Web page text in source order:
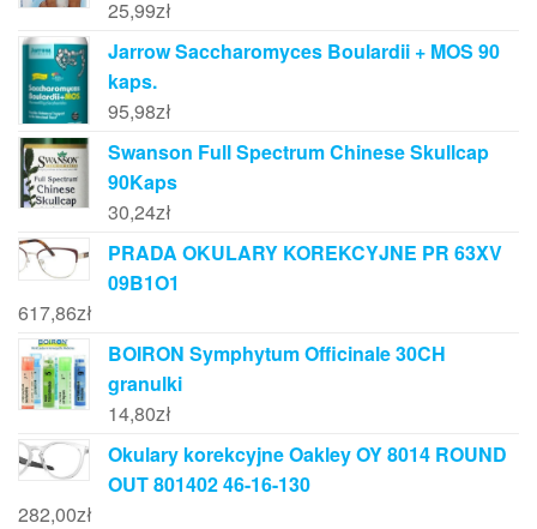
25,99zł
Jarrow Saccharomyces Boulardii + MOS 90
kaps.
95,98zł
Swanson Full Spectrum Chinese Skullcap
90Kaps
30,24zł
PRADA OKULARY KOREKCYJNE PR 63XV
09B1O1
617,86zł
BOIRON Symphytum Officinale 30CH
granulki
14,80zł
Okulary korekcyjne Oakley OY 8014 ROUND
OUT 801402 46-16-130
282,00zł